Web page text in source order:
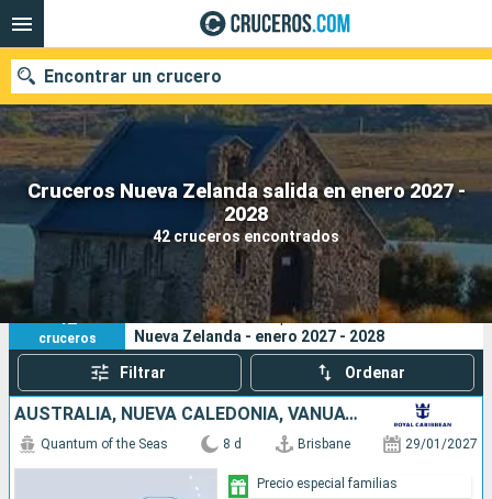
Cruceros Nueva Zelanda salida en enero 2027 -
2028
42 cruceros encontrados
Encontrar un crucero
Nuestros destinos
Fecha de salida
Puertos Compañías
Buscar
42
cruceros
Sus criterios de búsqueda:
Nueva Zelanda - enero 2027 - 2028
Filtrar Ordenar
AUSTRALIA, NUEVA CALEDONIA, VANUATU
Quantum of the Seas 8 d Brisbane 29/01/2027
Precio especial familias